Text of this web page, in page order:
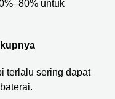
untuk
terlalu sering dapat